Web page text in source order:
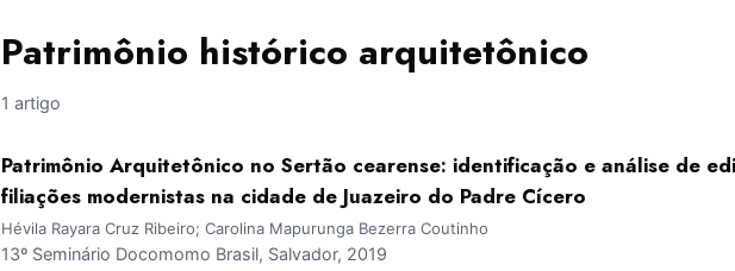
Patrimônio histórico arquitetônico
1 artigo
Patrimônio Arquitetônico no Sertão cearense: identificação e análise de
filiações modernistas na cidade de Juazeiro do Padre Cícero
Hévila Rayara Cruz Ribeiro; Carolina Mapurunga Bezerra Coutinho
13º Seminário Docomomo Brasil, Salvador, 2019